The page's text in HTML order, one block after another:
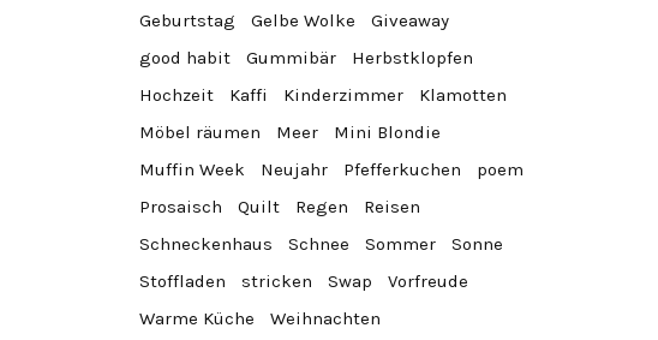
Geburtstag
Gelbe Wolke
Giveaway
good habit
Gummibär
Herbstklopfen
Hochzeit
Kaffi Kinderzimmer
Klamotten
Möbel räumen
Meer
Mini Blondie
Muffin Week
Neujahr Pfefferkuchen
poem
Prosaisch
Quilt Regen
Reisen
Schneckenhaus
Schnee Sommer
Sonne
Stoffladen
stricken Swap
Vorfreude
Warme Küche
Weihnachten